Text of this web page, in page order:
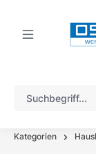
Kategorien